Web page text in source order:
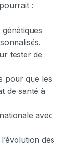
:
tester de
pour que les
de santé à
avec
des